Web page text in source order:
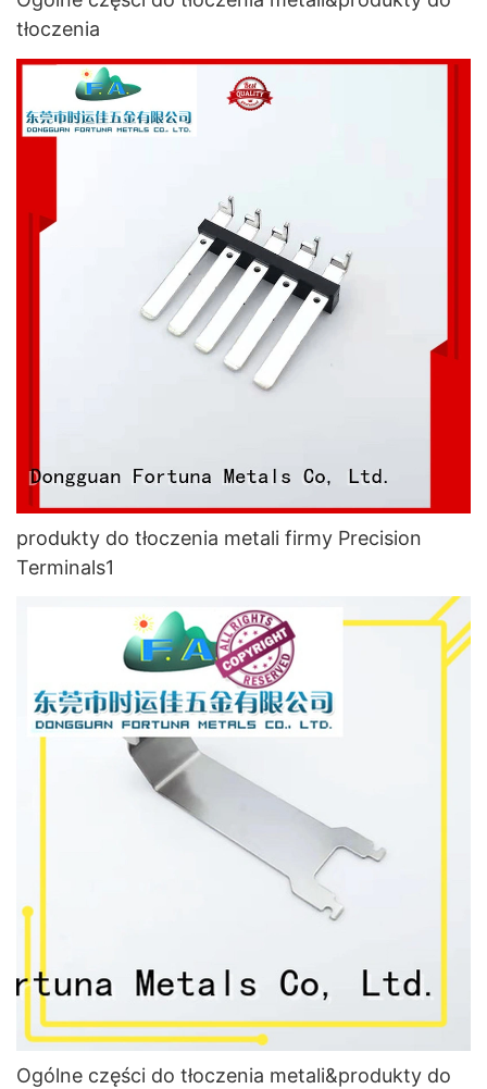
tłoczenia
produkty do tłoczenia metali firmy Precision
Terminals1
Ogólne części do tłoczenia metali&produkty do